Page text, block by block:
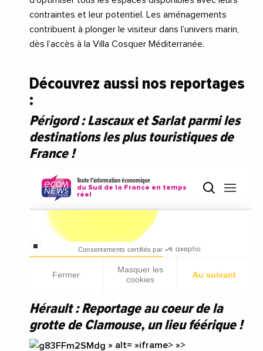
contraintes et leur potentiel. Les aménagements
contribuent à plonger le visiteur dans l’univers marin,
dès l’accès à la Villa Cosquer Méditerranée.
Découvrez aussi nos reportages
:
Périgord : Lascaux et Sarlat parmi les
destinations les plus touristiques de
France !
Hérault : Reportage au coeur de la
grotte de Clamouse, un lieu féérique !
» alt= »iframe> »>